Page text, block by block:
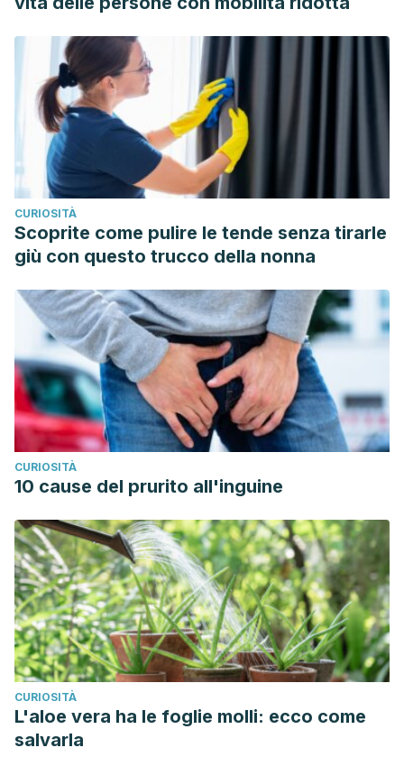
CURIOSITÀ
Scoprite come pulire le tende senza tirarle
giù con questo trucco della nonna
CURIOSITÀ
10 cause del prurito all'inguine
CURIOSITÀ
L'aloe vera ha le foglie molli: ecco come
salvarla